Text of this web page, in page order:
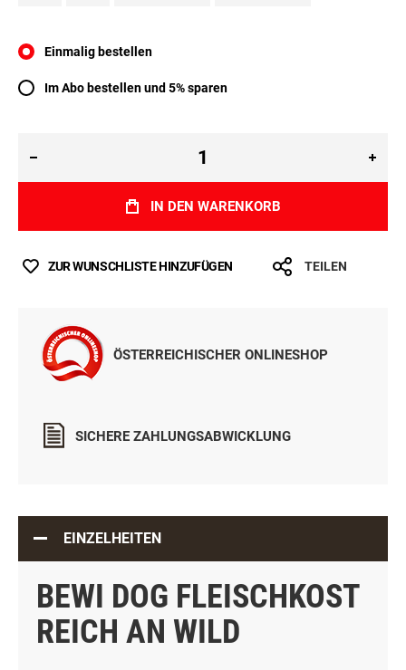
Einmalig bestellen
Im Abo bestellen und 5% sparen
IN DEN WARENKORB
ZUR WUNSCHLISTE HINZUFÜGEN TEILEN
ÖSTERREICHISCHER ONLINESHOP
SICHERE ZAHLUNGSABWICKLUNG
EINZELHEITEN
BEWI DOG FLEISCHKOST
REICH AN WILD